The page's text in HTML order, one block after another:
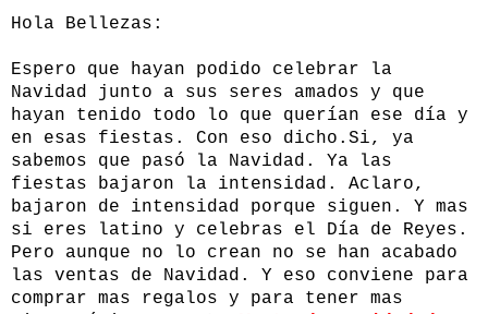
Hola Bellezas:
Espero que hayan podido celebrar la
Navidad junto a sus seres amados y que
hayan tenido todo lo que querían ese día y
en esas fiestas. Con eso dicho.Si, ya
sabemos que pasó la Navidad. Ya las
fiestas bajaron la intensidad. Aclaro,
bajaron de intensidad porque siguen. Y mas
si eres latino y celebras el Día de Reyes.
Pero aunque no lo crean no se han acabado
las ventas de Navidad. Y eso conviene para
comprar mas regalos y para tener mas